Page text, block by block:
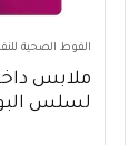
الفوط الصحية
ملابس
لسلس